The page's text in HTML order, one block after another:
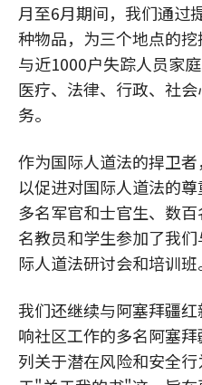
月至6月期间，我们通过
种物品，为三个地点的
与近1000户失踪人员家
医疗、法律、行政、社
务。
作为国际人道法的捍卫者
以促进对国际人道法的
多名军官和士官生、数
名教员和学生参加了我
际人道法研讨会和培训班
我们还继续与阿塞拜疆
响社区工作的多名阿塞
列关于潜在风险和安全